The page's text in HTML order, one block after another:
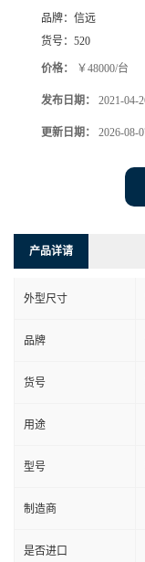
品牌： 信远
货号： 520
价格： ￥48000/台
发布日期： 2021-04-
更新日期： 2026-08-
产品详请
外型尺寸
品牌
货号
用途
型号
制造商
是否进口